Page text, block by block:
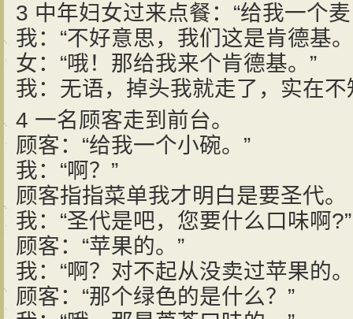
3 中年妇女过来点餐：“给我一个
我：“不好意思，我们这是肯德基
女：“哦！那给我来个肯德基。”
我：无语，掉头我就走了，实在
4 一名顾客走到前台。
顾客：“给我一个小碗。”
我：“啊？”
顾客指指菜单我才明白是要圣代。
我：“圣代是吧，您要什么口味啊?”
顾客：“苹果的。”
我：“啊？对不起从没卖过苹果的
顾客：“那个绿色的是什么？”